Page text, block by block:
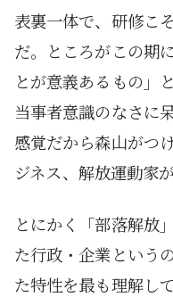
表裏一体で、研修こ
だ。ところがこの期
とが意義あるもの」
当事者意識のなさに
感覚だから森山がつ
ジネス、解放運動家
とにかく「部落解放
た行政・企業という
た特性を最も理解し